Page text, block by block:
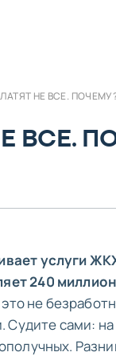
НЕ ВСЕ.
ВСЕ.
услуги
240
не
сами: